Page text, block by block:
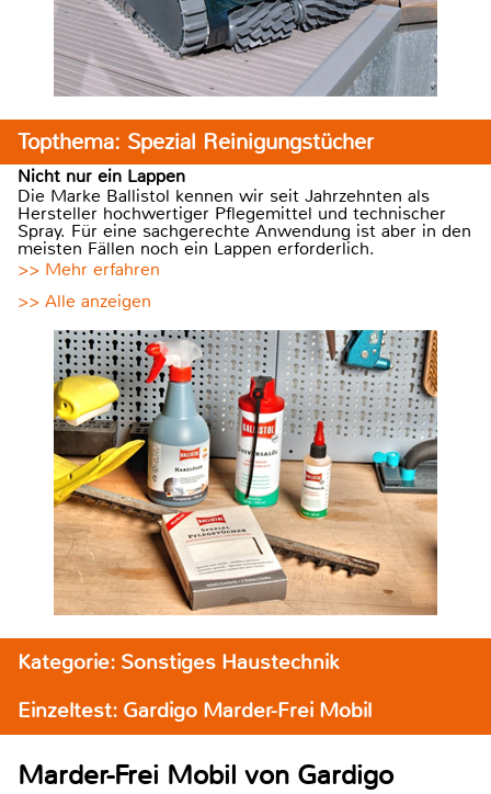
Topthema: Spezial Reinigungstücher
Nicht nur ein Lappen
Die Marke Ballistol kennen wir seit Jahrzehnten als
Hersteller hochwertiger Pflegemittel und technischer
Spray. Für eine sachgerechte Anwendung ist aber in den
meisten Fällen noch ein Lappen erforderlich.
>> Mehr erfahren
>> Alle anzeigen
Kategorie: Sonstiges Haustechnik
Einzeltest: Gardigo Marder-Frei Mobil
Marder-Frei Mobil von Gardigo